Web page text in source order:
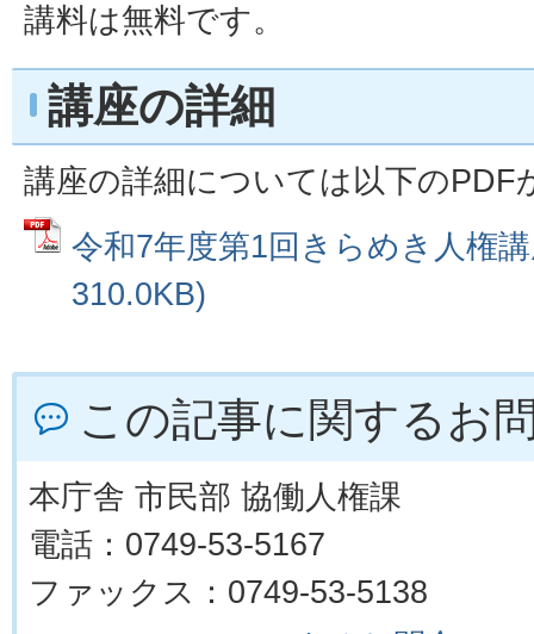
講料は無料です。
講座の詳細
講座の詳細については以下のPDF
令和7年度第1回きらめき人権
310.0KB)
この記事に関するお
本庁舎 市民部 協働人権課
電話：0749-53-5167
ファックス：0749-53-5138